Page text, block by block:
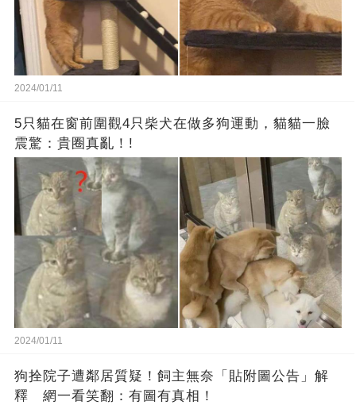
2024/01/11
5只貓在窗前圍觀4只柴犬在做多狗運動，貓貓一臉
震驚：貴圈真亂！!
2024/01/11
狗拴院子遭鄰居質疑！飼主無奈「貼附圖公告」解
釋 網一看笑翻：有圖有真相！